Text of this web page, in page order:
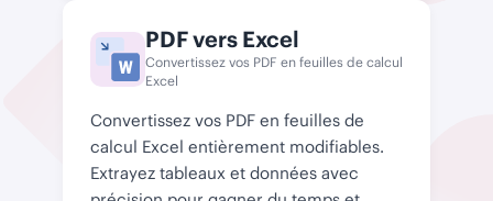
PDF vers Excel
Convertissez vos PDF en feuilles de calcul
Excel
Convertissez vos PDF en feuilles de
calcul Excel entièrement modifiables.
Extrayez tableaux et données avec